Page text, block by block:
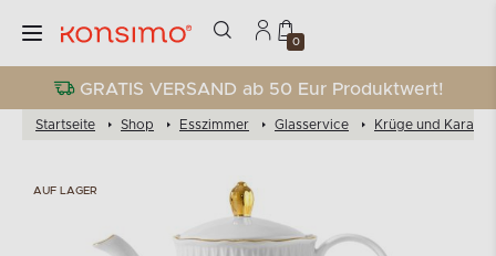
0
GRATIS VERSAND ab 50 Eur Produktwert!
Startseite Shop Esszimmer Glasservice Krüge und
AUF LAGER